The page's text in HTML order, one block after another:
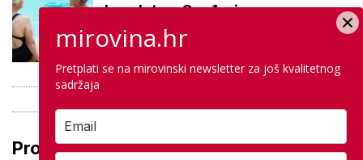
besplatno: Građani se mogu
ohladiti tijekom toplinskog vala
Pročitaj još
mirovina.hr
Pretplati se na mirovinski newsletter za još kvalitetnog
sadržaja